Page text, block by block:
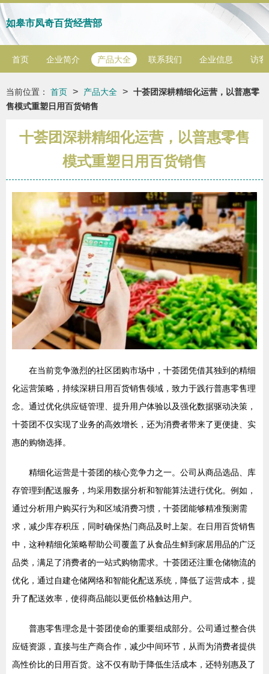
如皋市凤奇百货经营部
首页 企业简介 产品大全 联系我们 企业信息 访客
当前位置： 首页 > 产品大全 > 十荟团深耕精细化运营，以普惠零
售模式重塑日用百货销售
十荟团深耕精细化运营，以普惠零售
模式重塑日用百货销售
在当前竞争激烈的社区团购市场中，十荟团凭借其独到的精细
化运营策略，持续深耕日用百货销售领域，致力于践行普惠零售理
念。通过优化供应链管理、提升用户体验以及强化数据驱动决策，
十荟团不仅实现了业务的高效增长，还为消费者带来了更便捷、实
惠的购物选择。
精细化运营是十荟团的核心竞争力之一。公司从商品选品、库
存管理到配送服务，均采用数据分析和智能算法进行优化。例如，
通过分析用户购买行为和区域消费习惯，十荟团能够精准预测需
求，减少库存积压，同时确保热门商品及时上架。在日用百货销售
中，这种精细化策略帮助公司覆盖了从食品生鲜到家居用品的广泛
品类，满足了消费者的一站式购物需求。十荟团还注重仓储物流的
优化，通过自建仓储网络和智能化配送系统，降低了运营成本，提
升了配送效率，使得商品能以更低价格触达用户。
普惠零售理念是十荟团使命的重要组成部分。公司通过整合供
应链资源，直接与生产商合作，减少中间环节，从而为消费者提供
高性价比的日用百货。这不仅有助于降低生活成本，还特别惠及了